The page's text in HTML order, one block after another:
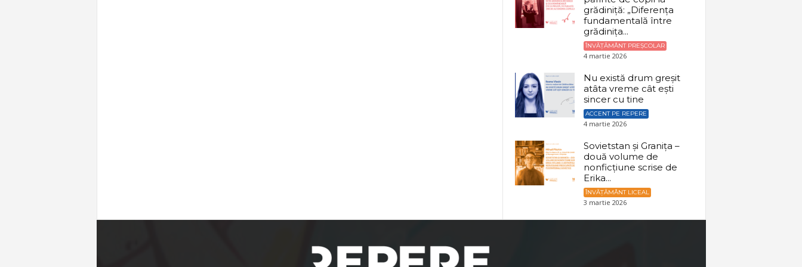
grădiniță: „Diferența
fundamentală între
grădinița...
ÎNVĂȚĂMÂNT PREȘCOLAR
4 martie 2026
Nu există drum greșit
atâta vreme cât ești
sincer cu tine
ACCENT PE REPERE
4 martie 2026
Sovietstan și Granița –
două volume de
nonficțiune scrise de
Erika...
ÎNVĂȚĂMÂNT LICEAL
3 martie 2026